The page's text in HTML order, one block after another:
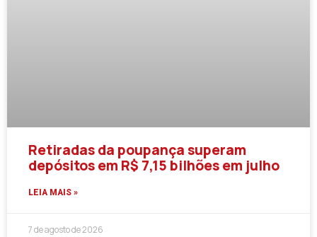
Retiradas da poupança superam
depósitos em R$ 7,15 bilhões em julho
LEIA MAIS »
7 de agosto de 2026